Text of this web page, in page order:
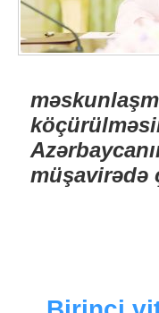
müşavirədə